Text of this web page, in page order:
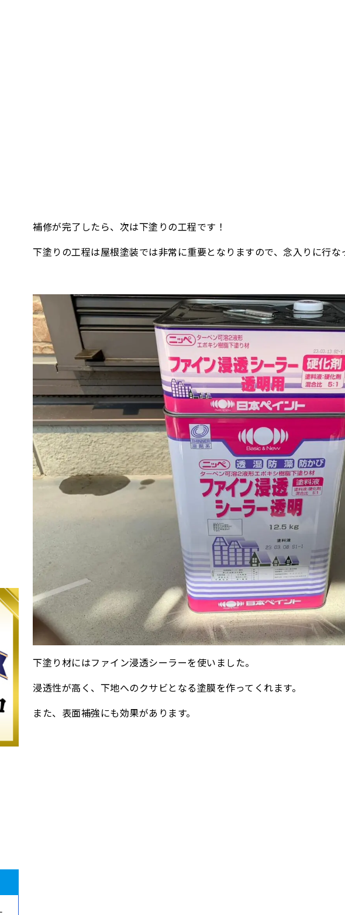
補修が完了したら、次は下塗りの工程です！
下塗りの工程は屋根塗装では非常に重要となりますので、念入りに行な
下塗り材にはファイン浸透シーラーを使いました。
浸透性が高く、下地へのクサビとなる塗膜を作ってくれます。
また、表面補強にも効果があります。